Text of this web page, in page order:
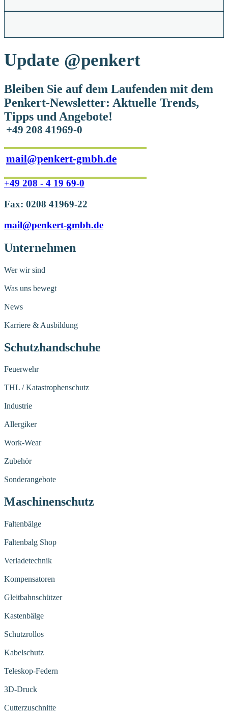
Update @penkert
Bleiben Sie auf dem Laufenden mit dem
Penkert-Newsletter: Aktuelle Trends,
Tipps und Angebote!
+49 208 41969-0
mail@penkert-gmbh.de
+49 208 - 4 19 69-0
Fax: 0208 41969-22
mail@penkert-gmbh.de
Unternehmen
Wer wir sind
Was uns bewegt
News
Karriere & Ausbildung
Schutzhandschuhe
Feuerwehr
THL / Katastrophenschutz
Industrie
Allergiker
Work-Wear
Zubehör
Sonderangebote
Maschinenschutz
Faltenbälge
Faltenbalg Shop
Verladetechnik
Kompensatoren
Gleitbahnschützer
Kastenbälge
Schutzrollos
Kabelschutz
Teleskop-Federn
3D-Druck
Cutterzuschnitte